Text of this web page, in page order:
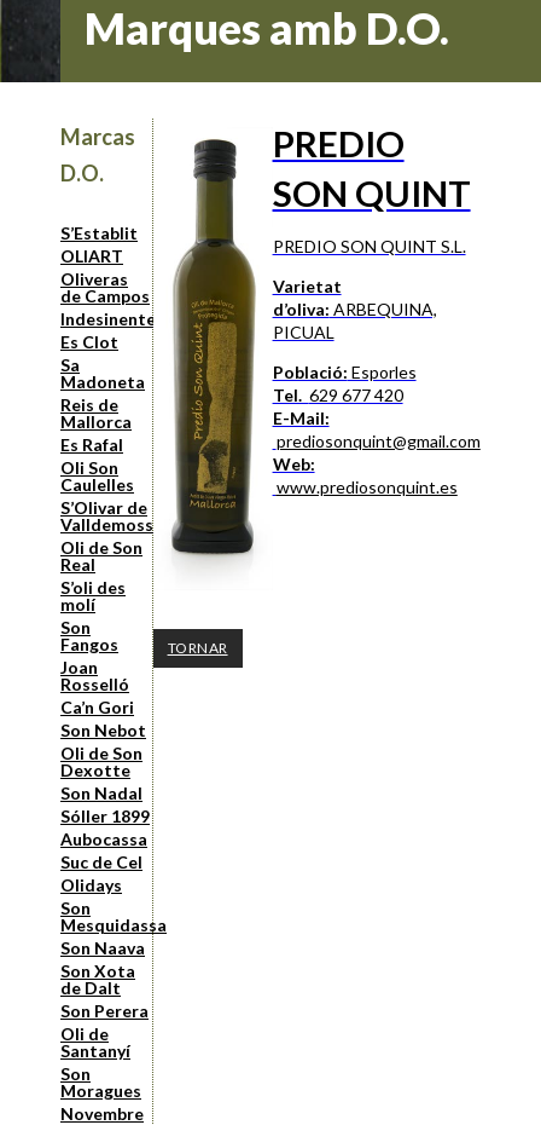
Marques amb D.O.
Marcas
D.O.
S’Establit
OLIART
Oliveras
de Campos
Indesinenter
Es Clot
Sa
Madoneta
Reis de
Mallorca
Es Rafal
Oli Son
Caulelles
S’Olivar de
Valldemossa
Oli de Son
Real
S’oli des
molí
Son
Fangos
Joan
Rosselló
Ca’n Gori
Son Nebot
Oli de Son
Dexotte
Son Nadal
Sóller 1899
Aubocassa
Suc de Cel
Olidays
Son
Mesquidassa
Son Naava
Son Xota
de Dalt
Son Perera
Oli de
Santanyí
Son
Moragues
Novembre
PREDIO
SON QUINT
PREDIO SON QUINT S.L.
Varietat
d’oliva: ARBEQUINA,
PICUAL
Població: Esporles
Tel. 629 677 420
E-Mail:
prediosonquint@gmail.com
Web:
www.prediosonquint.es
TORNAR